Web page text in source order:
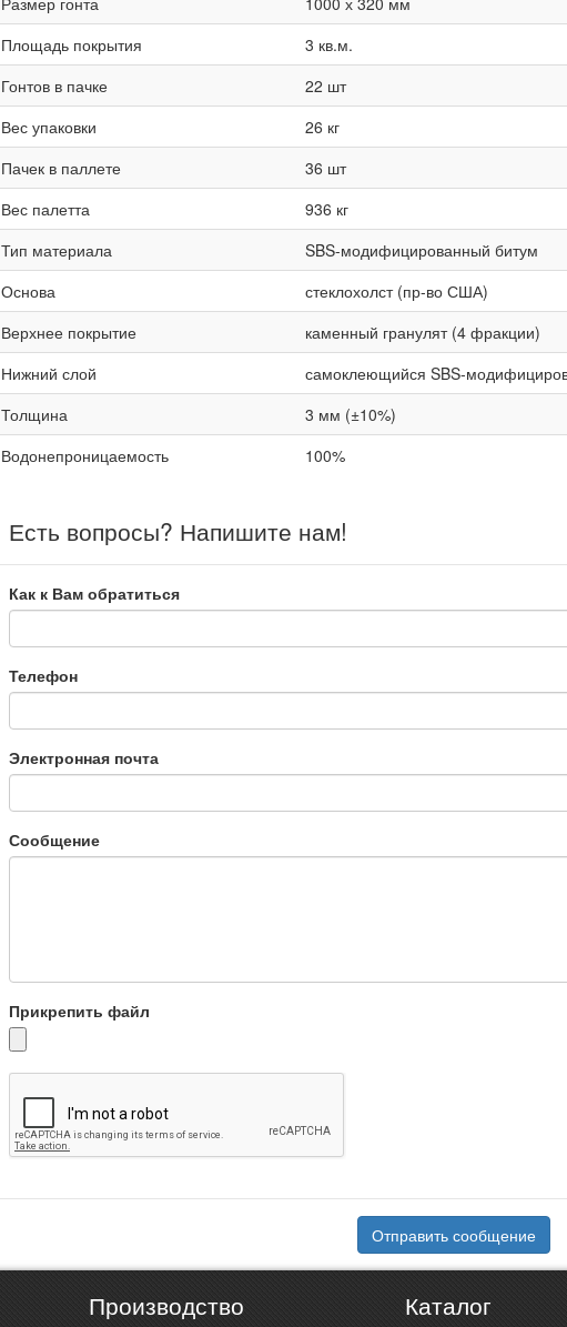
Площадь покрытия
3 кв.м.
Гонтов в пачке
22 шт
Вес упаковки
26 кг
Пачек в паллете
36 шт
Вес палетта
936 кг
Тип материала
SBS-модифицированный битум
Основа
стеклохолст (пр-во США)
Верхнее покрытие
каменный гранулят (4 фракции)
Нижний слой
самоклеющийся SBS-
Толщина
3 мм (±10%)
Водонепроницаемость
100%
Есть вопросы? Напишите нам!
Как к Вам обратиться
Телефон
Электронная почта
Сообщение
Прикрепить файл
Отправить сообщение
Производство Каталог